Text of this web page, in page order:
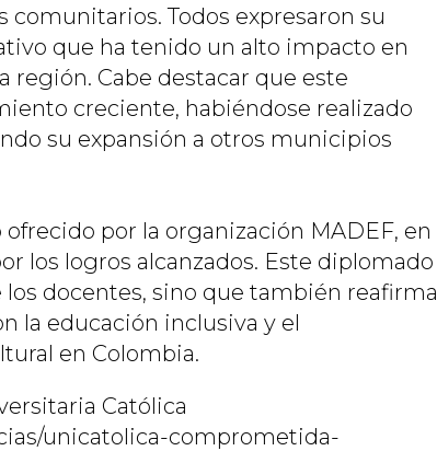
Todos expresaron su
que ha tenido un alto impacto en
región. Cabe destacar que este
creciente, habiéndose realizado
su expansión a otros municipios
por la organización MADEF, en
los logros alcanzados. Este diplomado
los docentes, sino que también reafirma
la educación inclusiva y el
en Colombia.
Católica
unicatolica-comprometida-